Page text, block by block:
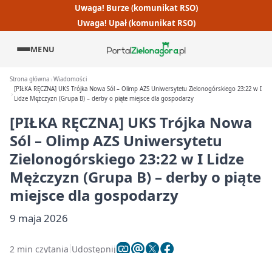
Uwaga! Burze (komunikat RSO)
Uwaga! Upał (komunikat RSO)
MENU
Strona główna Wiadomości
[PIŁKA RĘCZNA] UKS Trójka Nowa Sól – Olimp AZS Uniwersytetu Zielonogórskiego 23:22 w I
Lidze Mężczyzn (Grupa B) – derby o piąte miejsce dla gospodarzy
[PIŁKA RĘCZNA] UKS Trójka Nowa
Sól – Olimp AZS Uniwersytetu
Zielonogórskiego 23:22 w I Lidze
Mężczyzn (Grupa B) – derby o piąte
miejsce dla gospodarzy
9 maja 2026
2 min czytania Udostępnij